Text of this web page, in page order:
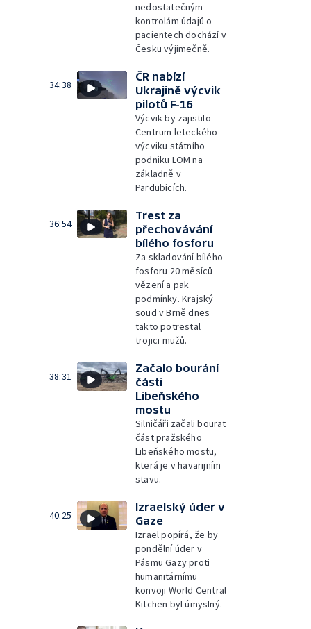
nedostatečným
kontrolám údajů o
pacientech dochází v
Česku výjimečně.
34:38
ČR nabízí
Ukrajině výcvik
pilotů F-16
Výcvik by zajistilo
Centrum leteckého
výcviku státního
podniku LOM na
základně v
Pardubicích.
36:54
Trest za
přechovávání
bílého fosforu
Za skladování bílého
fosforu 20 měsíců
vězení a pak
podmínky. Krajský
soud v Brně dnes
takto potrestal
trojici mužů.
38:31
Začalo bourání
části
Libeňského
mostu
Silničáři začali bourat
část pražského
Libeňského mostu,
která je v havarijním
stavu.
40:25
Izraelský úder v
Gaze
Izrael popírá, že by
pondělní úder v
Pásmu Gazy proti
humanitárnímu
konvoji World Central
Kitchen byl úmyslný.